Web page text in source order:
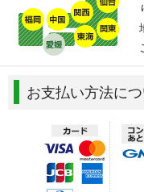
お支払い方法に